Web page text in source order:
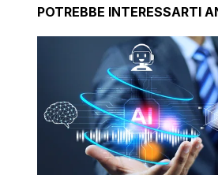
POTREBBE INTERESSARTI